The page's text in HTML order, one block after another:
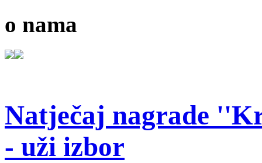
o nama
Natječaj nagrade
- uži izbor